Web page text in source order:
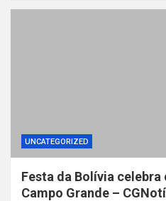
UNCATEGORIZED
Festa da Bolívia
Campo Grande –